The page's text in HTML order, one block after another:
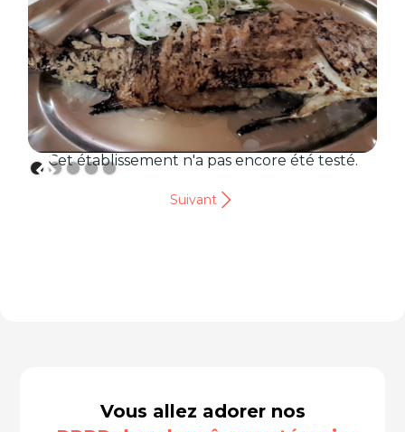
Cet établissement n'a pas encore été testé.
Suivant
Vous allez adorer nos